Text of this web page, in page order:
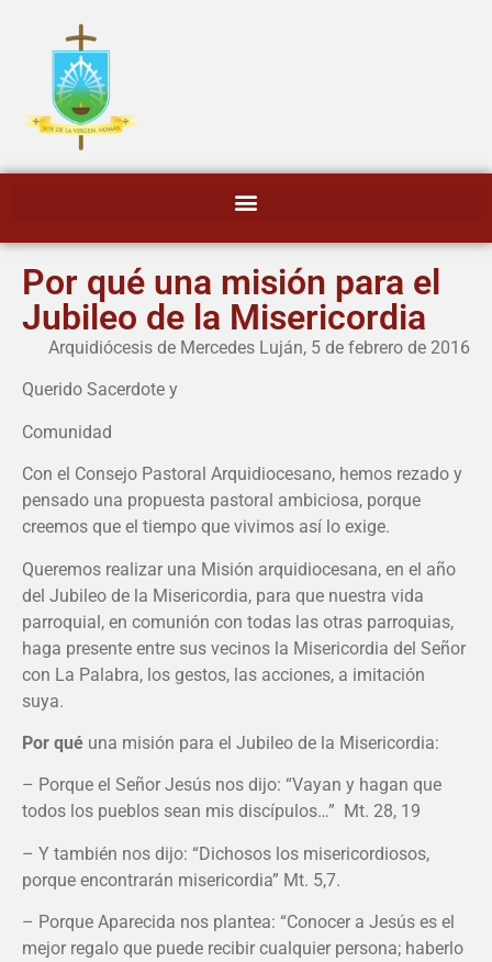
Por qué una misión para el
Jubileo de la Misericordia
Arquidiócesis de Mercedes Luján, 5 de febrero de 2016
Querido Sacerdote y
Comunidad
Con el Consejo Pastoral Arquidiocesano, hemos rezado y
pensado una propuesta pastoral ambiciosa, porque
creemos que el tiempo que vivimos así lo exige.
Queremos realizar una Misión arquidiocesana, en el año
del Jubileo de la Misericordia, para que nuestra vida
parroquial, en comunión con todas las otras parroquias,
haga presente entre sus vecinos la Misericordia del Señor
con La Palabra, los gestos, las acciones, a imitación
suya.
Por qué una misión para el Jubileo de la Misericordia:
– Porque el Señor Jesús nos dijo: “Vayan y hagan que
todos los pueblos sean mis discípulos…” Mt. 28, 19
– Y también nos dijo: “Dichosos los misericordiosos,
porque encontrarán misericordia” Mt. 5,7.
– Porque Aparecida nos plantea: “Conocer a Jesús es el
mejor regalo que puede recibir cualquier persona; haberlo